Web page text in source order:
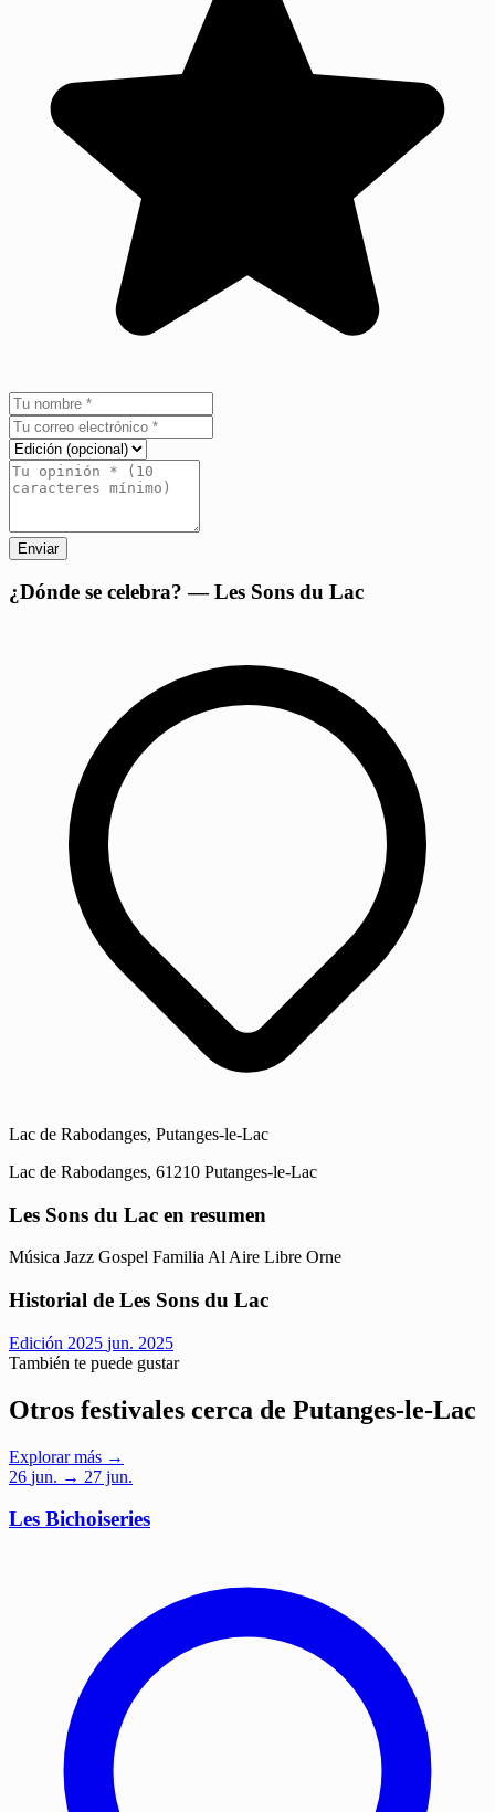
Enviar
¿Dónde se celebra? — Les Sons du Lac
Lac de Rabodanges, Putanges-le-Lac
Lac de Rabodanges, 61210 Putanges-le-Lac
Les Sons du Lac en resumen
Música Jazz Gospel Familia Al Aire Libre Orne
Historial de Les Sons du Lac
Edición 2025 jun. 2025
También te puede gustar
Otros festivales cerca de Putanges-le-Lac
Explorar más →
26 jun. → 27 jun.
Les Bichoiseries